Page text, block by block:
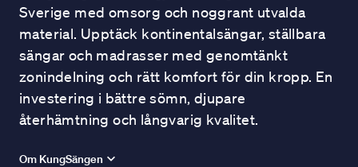
Sverige med omsorg och noggrant utvalda
material. Upptäck kontinentalsängar, ställbara
sängar och madrasser med genomtänkt
zonindelning och rätt komfort för din kropp. En
investering i bättre sömn, djupare
återhämtning och långvarig kvalitet.
Om KungSängen